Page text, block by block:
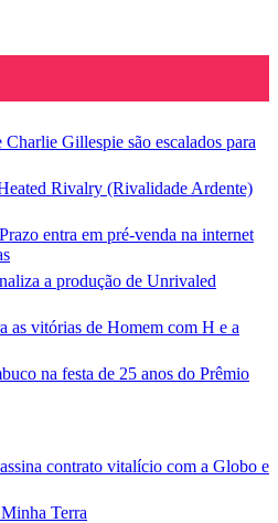
Charlie Gillespie são escalados para
Rivalry (Rivalidade Ardente)
entra em pré-venda na internet
a produção de Unrivaled
as vitórias de Homem com H e a
na festa de 25 anos do Prêmio
contrato vitalício com a Globo e
Terra